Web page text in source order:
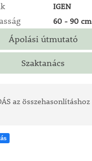
IGEN
60 - 90 cm
Ápolási útmutató
Szaktanács
az összehasonlításhoz